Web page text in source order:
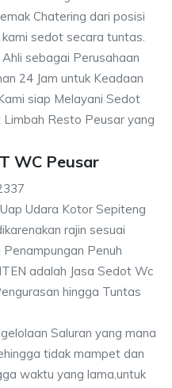
Chatering dari posisi
sedot secara tuntas.
sebagai Perusahaan
24 Jam untuk Keadaan
siap Melayani Sedot
Resto Peusar yang
WC Peusar
Udara Kotor Sepiteng
rajin sesuai
Penuh
adalah Jasa Sedot Wc
hingga Tuntas
Saluran yang mana
tidak mampet dan
waktu yang lama,untuk